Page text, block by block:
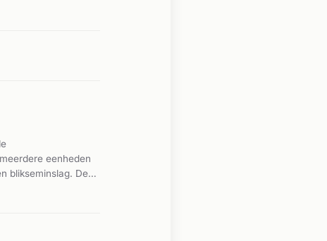
eenheden
blikseminslag. De
werd ter plaatse